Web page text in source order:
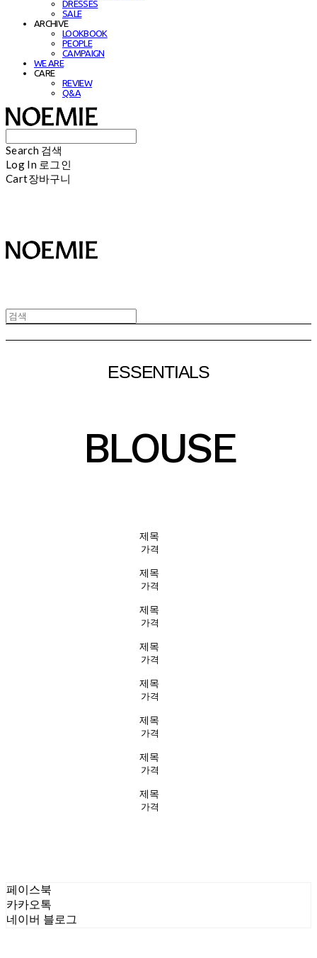
DRESSES
SALE
ARCHIVE
LOOKBOOK
PEOPLE
CAMPAIGN
WE ARE
CARE
REVIEW
Q&A
Search 검색
Log In 로그인
Cart장바구니
ESSENTIALS
BLOUSE
제목
가격
제목
가격
제목
가격
제목
가격
제목
가격
제목
가격
제목
가격
제목
가격
페이스북
카카오톡
네이버 블로그